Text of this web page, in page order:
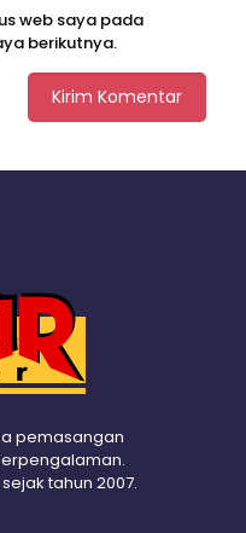
web saya pada
berikutnya.
pemasangan
tahun 2007.